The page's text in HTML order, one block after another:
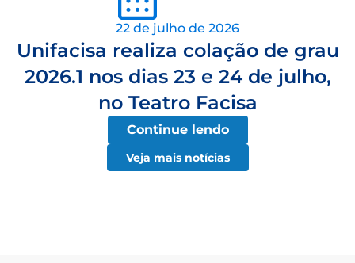
22 de julho de 2026
Unifacisa realiza colação de grau
2026.1 nos dias 23 e 24 de julho,
no Teatro Facisa
Continue lendo
Veja mais notícias